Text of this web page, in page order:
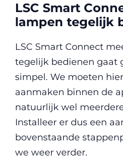
LSC Smart
lampen tegelijk
LSC Smart Connect
tegelijk bedienen gaat
simpel. We moeten
aanmaken binnen de
natuurlijk wel
Installeer er dus een
bovenstaande
we weer verder.